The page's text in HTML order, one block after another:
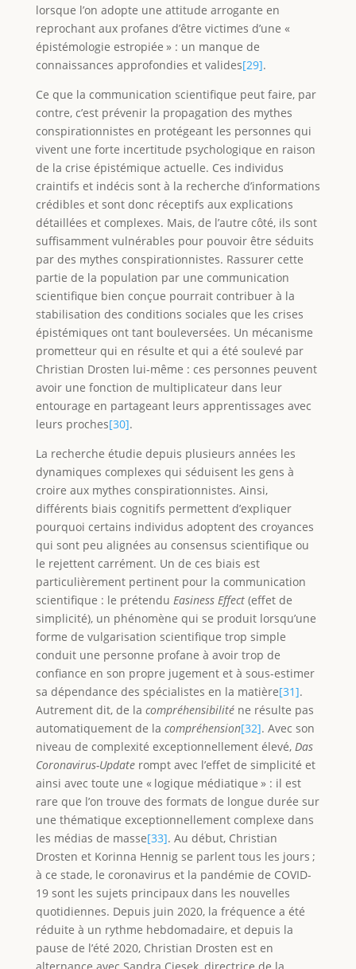
lorsque l’on adopte une attitude arrogante en
reprochant aux profanes d’être victimes d’une «
épistémologie estropiée » : un manque de
connaissances approfondies et valides[29].
Ce que la communication scientifique peut faire, par
contre, c’est prévenir la propagation des mythes
conspirationnistes en protégeant les personnes qui
vivent une forte incertitude psychologique en raison
de la crise épistémique actuelle. Ces individus
craintifs et indécis sont à la recherche d’informations
crédibles et sont donc réceptifs aux explications
détaillées et complexes. Mais, de l’autre côté, ils sont
suffisamment vulnérables pour pouvoir être séduits
par des mythes conspirationnistes. Rassurer cette
partie de la population par une communication
scientifique bien conçue pourrait contribuer à la
stabilisation des conditions sociales que les crises
épistémiques ont tant bouleversées. Un mécanisme
prometteur qui en résulte et qui a été soulevé par
Christian Drosten lui-même : ces personnes peuvent
avoir une fonction de multiplicateur dans leur
entourage en partageant leurs apprentissages avec
leurs proches[30].
La recherche étudie depuis plusieurs années les
dynamiques complexes qui séduisent les gens à
croire aux mythes conspirationnistes. Ainsi,
différents biais cognitifs permettent d’expliquer
pourquoi certains individus adoptent des croyances
qui sont peu alignées au consensus scientifique ou
le rejettent carrément. Un de ces biais est
particulièrement pertinent pour la communication
scientifique : le prétendu Easiness Effect(effet de
simplicité), un phénomène qui se produit lorsqu’une
forme de vulgarisation scientifique trop simple
conduit une personne profane à avoir trop de
confiance en son propre jugement et à sous-estimer
sa dépendance des spécialistes en la matière[31].
Autrement dit, de la compréhensibiliténe résulte pas
automatiquement de la compréhension[32]. Avec son
niveau de complexité exceptionnellement élevé, Das
Coronavirus-Updaterompt avec l’effet de simplicité et
ainsi avec toute une « logique médiatique » : il est
rare que l’on trouve des formats de longue durée sur
une thématique exceptionnellement complexe dans
les médias de masse[33]. Au début, Christian
Drosten et Korinna Hennig se parlent tous les jours ;
à ce stade, le coronavirus et la pandémie de COVID-
19 sont les sujets principaux dans les nouvelles
quotidiennes. Depuis juin 2020, la fréquence a été
réduite à un rythme hebdomadaire, et depuis la
pause de l’été 2020, Christian Drosten est en